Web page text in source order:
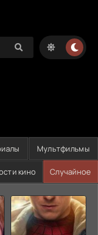
Мультфильмы
кино Случайное